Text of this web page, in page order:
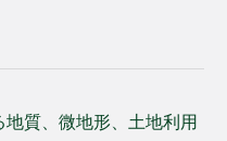
質、微地形、土地利用